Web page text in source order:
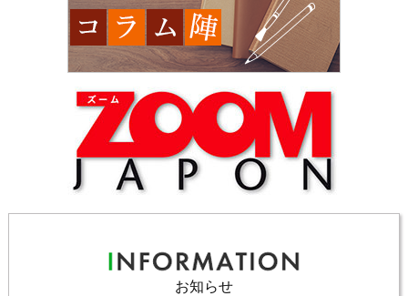
お知らせ